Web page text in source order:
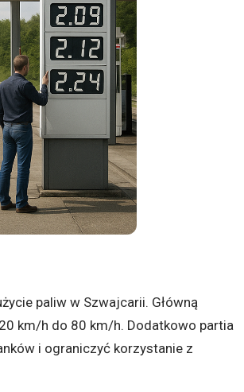
paliw w Szwajcarii. Główną
km/h do 80 km/h. Dodatkowo partia
i ograniczyć korzystanie z